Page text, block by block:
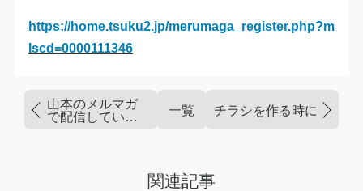
https://home.tsuku2.jp/merumaga_register.php?m
lscd=0000111346
山本のメルマガ
で配信している
一覧 チラシを作る時に役立つ
関連記事